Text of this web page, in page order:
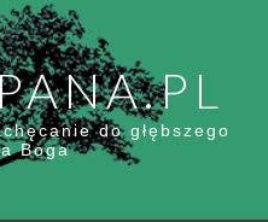
do głębszego
Boga